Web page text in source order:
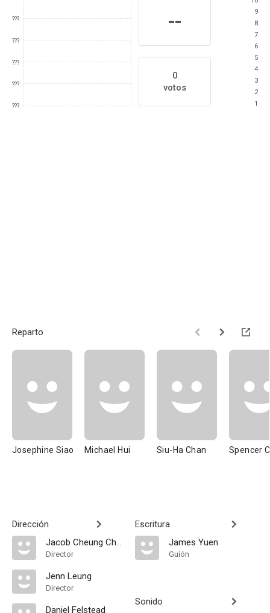
???
???
???
???
???
--
0
votos
9
8
7
6
5
4
3
2
1
Reparto
Josephine Siao Michael Hui Siu-Ha Chan Spencer
Dirección
Jacob Cheung Chi-Leung
Director
Jenn Leung
Director
Daniel Felstead
Escritura
James Yuen
Guión
Sonido